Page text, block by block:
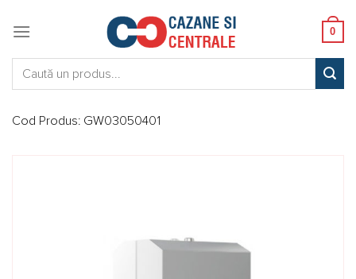
0
Cod Produs: GW03050401